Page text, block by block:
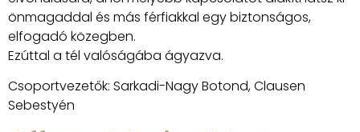
önmagaddal és más férfiakkal egy biztonságos,
elfogadó közegben.
Ezúttal a tél valóságába ágyazva.
Csoportvezetők: Sarkadi-Nagy Botond, Clausen
Sebestyén